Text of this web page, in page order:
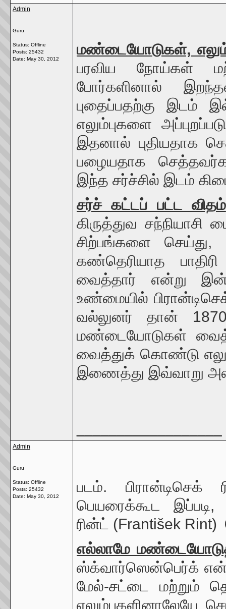
Admin
Guru
Status: Offline
Posts: 25432
Date: May 30, 2012
மண்டையோடுகள்,
பரவிய நோய்கள்
போர்களினால்
புதைப்பதற்கு இடம்
எலும்புகளை
இதனால் புதியதாக
பழையதாக
இந்த சர்ச்சில் இடம்
சர்ச் கட்டப் பட்ட விதம்
கிருத்துவ சந்நியாசி
சிற்பங்களை
கண்தெரியாத பாதிரி
வைத்தார் என்று
உண்மையில்
வல்லுனர் தான்
மண்டையோடுகள்
வைத்துக் கொண்டு
இணைத்து இவ்வாறு
Admin
Guru
Status: Offline
Posts: 25432
Date: May 30, 2012
படம்.
பெயரைக்கூட இப்படி,
ரின்ட் (František
எல்லாமே
ஸ்க்வார்ஸென்பெர்க்
மேல்-சட்டை மற்றும்
எலும்புகளினாலேயே